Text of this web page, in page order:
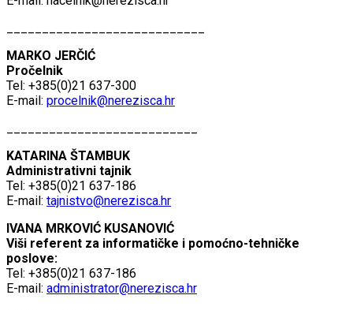
MARKO JERČIĆ
Pročelnik
Tel: +385(0)21 637-300
E-mail: procelnik@nerezisca.hr
KATARINA ŠTAMBUK
Administrativni tajnik
Tel: +385(0)21 637-186
E-mail: tajnistvo@nerezisca.hr
IVANA MRKOVIĆ KUSANOVIĆ
Viši referent za informatičke i pomoćno-tehničke
poslove:
Tel: +385(0)21 637-186
E-mail: administrator@nerezisca.hr